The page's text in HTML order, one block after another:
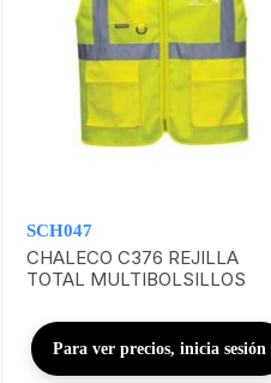
SCH047
CHALECO C376 REJILLA
TOTAL MULTIBOLSILLOS
Para ver precios, inicia sesión